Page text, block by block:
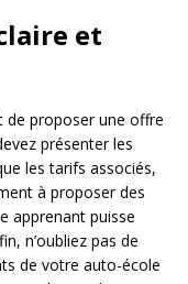
et
de proposer une offre
présenter les
les tarifs associés,
à proposer des
apprenant puisse
n’oubliez pas de
de votre auto-école